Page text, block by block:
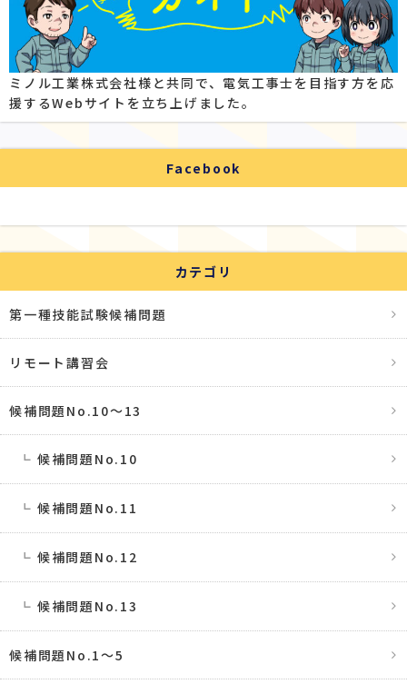
ミノル工業株式会社様と共同で、電気工事士を目指す方を応
援するWebサイトを立ち上げました。
Facebook
カテゴリ
第一種技能試験候補問題
リモート講習会
候補問題No.10〜13
候補問題No.10
候補問題No.11
候補問題No.12
候補問題No.13
候補問題No.1〜5